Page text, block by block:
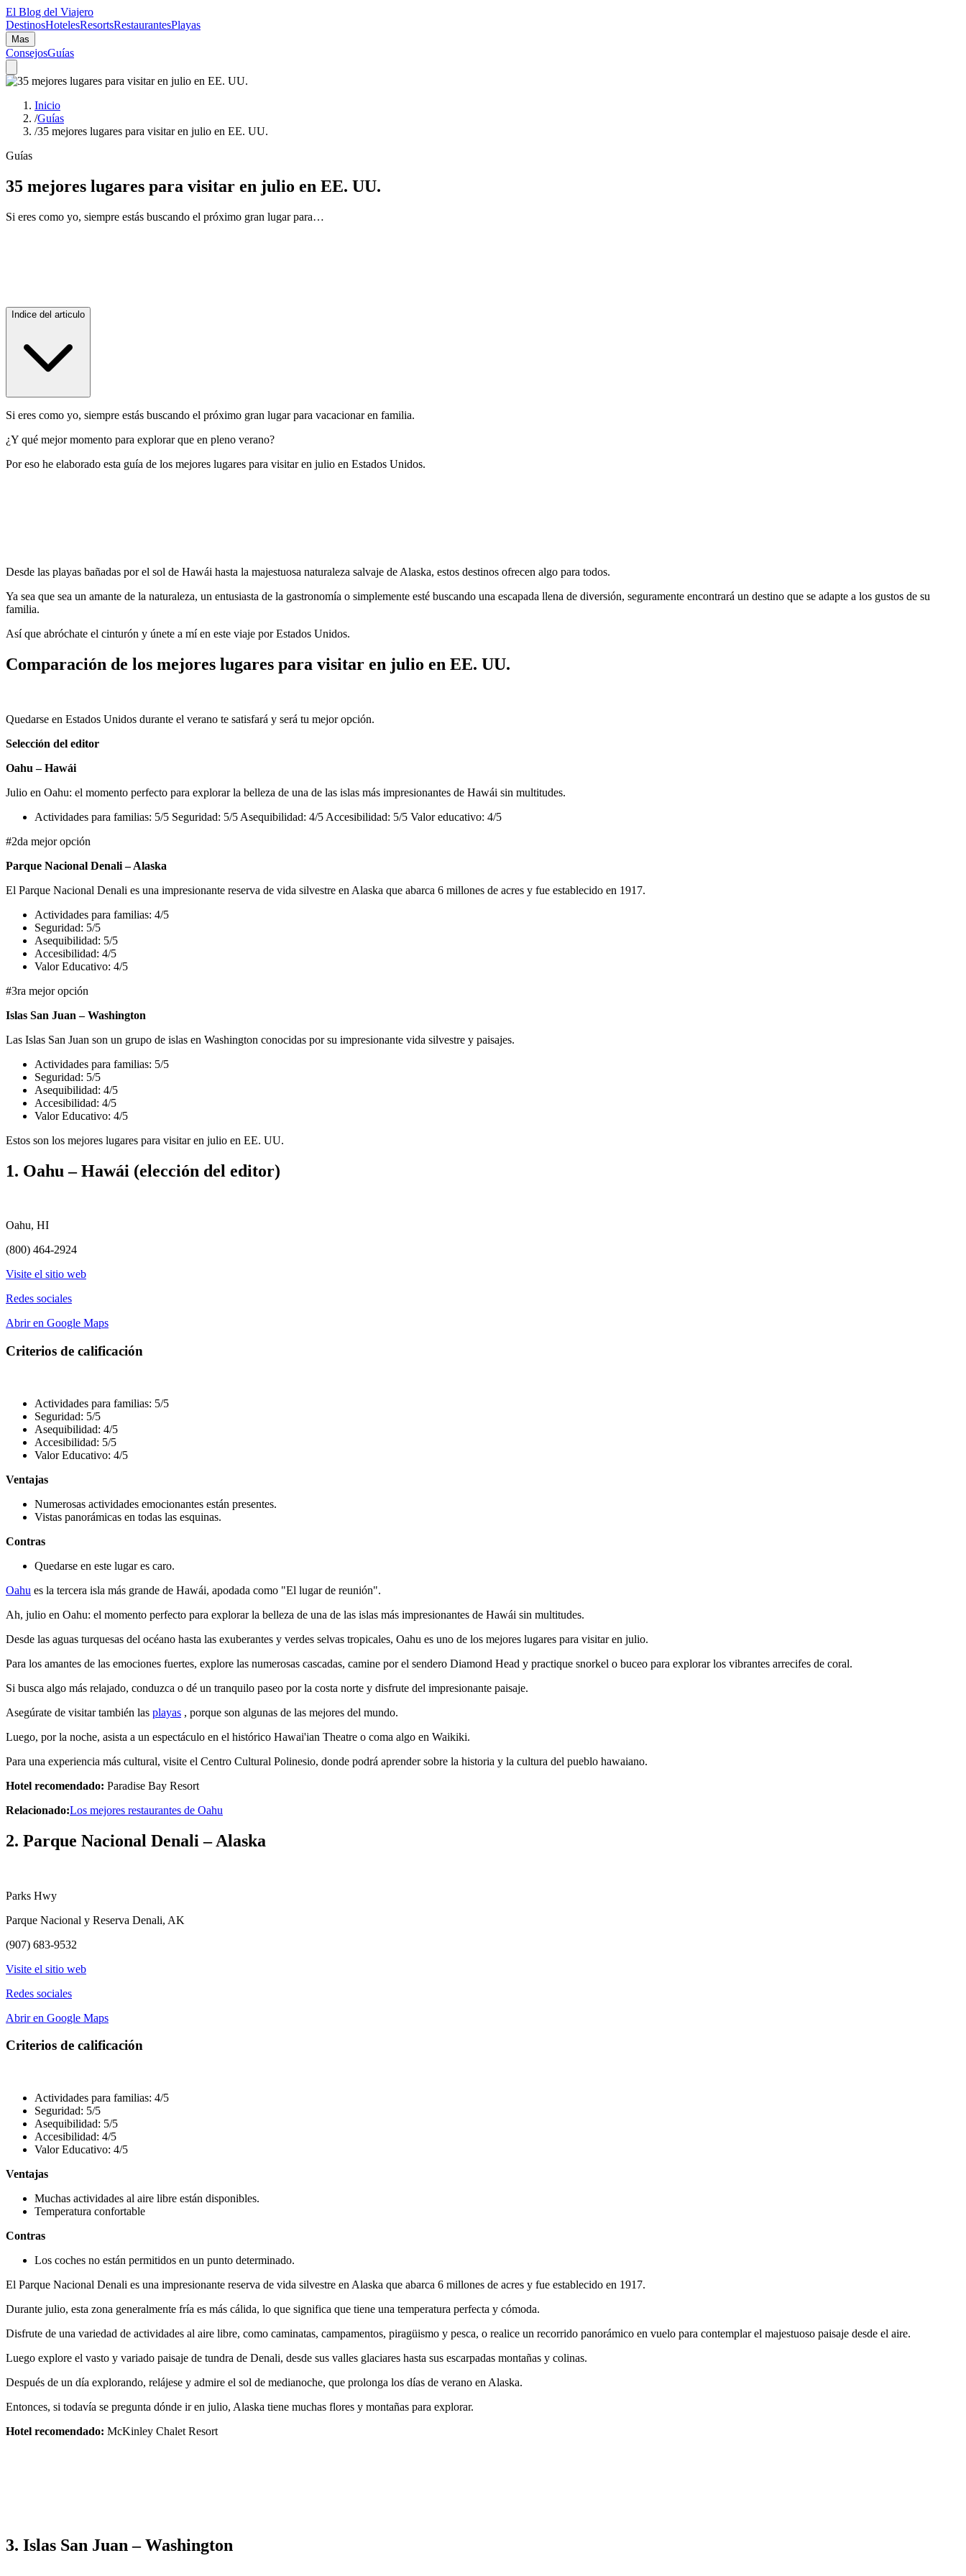
El Blog del Viajero
DestinosHotelesResortsRestaurantesPlayas
Mas
ConsejosGuías
Inicio
/Guías
/35 mejores lugares para visitar en julio en EE. UU.
Guías
35 mejores lugares para visitar en julio en EE. UU.
Si eres como yo, siempre estás buscando el próximo gran lugar para…
Indice del articulo
Si eres como yo, siempre estás buscando el próximo gran lugar para vacacionar en familia.
¿Y qué mejor momento para explorar que en pleno verano?
Por eso he elaborado esta guía de los mejores lugares para visitar en julio en Estados Unidos.
Desde las playas bañadas por el sol de Hawái hasta la majestuosa naturaleza salvaje de Alaska, estos destinos ofrecen algo para todos.
Ya sea que sea un amante de la naturaleza, un entusiasta de la gastronomía o simplemente esté buscando una escapada llena de diversión, seguramente encontrará un destino que se adapte a los gustos de su
familia.
Así que abróchate el cinturón y únete a mí en este viaje por Estados Unidos.
Comparación de los mejores lugares para visitar en julio en EE. UU.
Quedarse en Estados Unidos durante el verano te satisfará y será tu mejor opción.
Selección del editor
Oahu – Hawái
Julio en Oahu: el momento perfecto para explorar la belleza de una de las islas más impresionantes de Hawái sin multitudes.
Actividades para familias: 5/5 Seguridad: 5/5 Asequibilidad: 4/5 Accesibilidad: 5/5 Valor educativo: 4/5
#2da mejor opción
Parque Nacional Denali – Alaska
El Parque Nacional Denali es una impresionante reserva de vida silvestre en Alaska que abarca 6 millones de acres y fue establecido en 1917.
Actividades para familias: 4/5
Seguridad: 5/5
Asequibilidad: 5/5
Accesibilidad: 4/5
Valor Educativo: 4/5
#3ra mejor opción
Islas San Juan – Washington
Las Islas San Juan son un grupo de islas en Washington conocidas por su impresionante vida silvestre y paisajes.
Actividades para familias: 5/5
Seguridad: 5/5
Asequibilidad: 4/5
Accesibilidad: 4/5
Valor Educativo: 4/5
Estos son los mejores lugares para visitar en julio en EE. UU.
1. Oahu – Hawái (elección del editor)
Oahu, HI
(800) 464-2924
Visite el sitio web
Redes sociales
Abrir en Google Maps
Criterios de calificación
Actividades para familias: 5/5
Seguridad: 5/5
Asequibilidad: 4/5
Accesibilidad: 5/5
Valor Educativo: 4/5
Ventajas
Numerosas actividades emocionantes están presentes.
Vistas panorámicas en todas las esquinas.
Contras
Quedarse en este lugar es caro.
Oahu es la tercera isla más grande de Hawái, apodada como "El lugar de reunión".
Ah, julio en Oahu: el momento perfecto para explorar la belleza de una de las islas más impresionantes de Hawái sin multitudes.
Desde las aguas turquesas del océano hasta las exuberantes y verdes selvas tropicales, Oahu es uno de los mejores lugares para visitar en julio.
Para los amantes de las emociones fuertes, explore las numerosas cascadas, camine por el sendero Diamond Head y practique snorkel o buceo para explorar los vibrantes arrecifes de coral.
Si busca algo más relajado, conduzca o dé un tranquilo paseo por la costa norte y disfrute del impresionante paisaje.
Asegúrate de visitar también las playas , porque son algunas de las mejores del mundo.
Luego, por la noche, asista a un espectáculo en el histórico Hawai'ian Theatre o coma algo en Waikiki.
Para una experiencia más cultural, visite el Centro Cultural Polinesio, donde podrá aprender sobre la historia y la cultura del pueblo hawaiano.
Hotel recomendado: Paradise Bay Resort
Relacionado:Los mejores restaurantes de Oahu
2. Parque Nacional Denali – Alaska
Parks Hwy
Parque Nacional y Reserva Denali, AK
(907) 683-9532
Visite el sitio web
Redes sociales
Abrir en Google Maps
Criterios de calificación
Actividades para familias: 4/5
Seguridad: 5/5
Asequibilidad: 5/5
Accesibilidad: 4/5
Valor Educativo: 4/5
Ventajas
Muchas actividades al aire libre están disponibles.
Temperatura confortable
Contras
Los coches no están permitidos en un punto determinado.
El Parque Nacional Denali es una impresionante reserva de vida silvestre en Alaska que abarca 6 millones de acres y fue establecido en 1917.
Durante julio, esta zona generalmente fría es más cálida, lo que significa que tiene una temperatura perfecta y cómoda.
Disfrute de una variedad de actividades al aire libre, como caminatas, campamentos, piragüismo y pesca, o realice un recorrido panorámico en vuelo para contemplar el majestuoso paisaje desde el aire.
Luego explore el vasto y variado paisaje de tundra de Denali, desde sus valles glaciares hasta sus escarpadas montañas y colinas.
Después de un día explorando, relájese y admire el sol de medianoche, que prolonga los días de verano en Alaska.
Entonces, si todavía se pregunta dónde ir en julio, Alaska tiene muchas flores y montañas para explorar.
Hotel recomendado: McKinley Chalet Resort
3. Islas San Juan – Washington